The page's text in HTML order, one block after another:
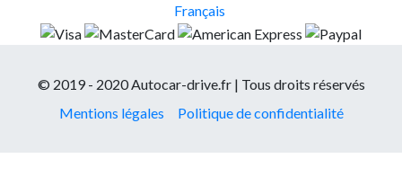
Français
© 2019 - 2020 Autocar-drive.fr | Tous droits réservés
Mentions légales
Politique de confidentialité